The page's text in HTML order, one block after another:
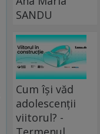
SANDU
Cum își văd
adolescenții
viitorul? -